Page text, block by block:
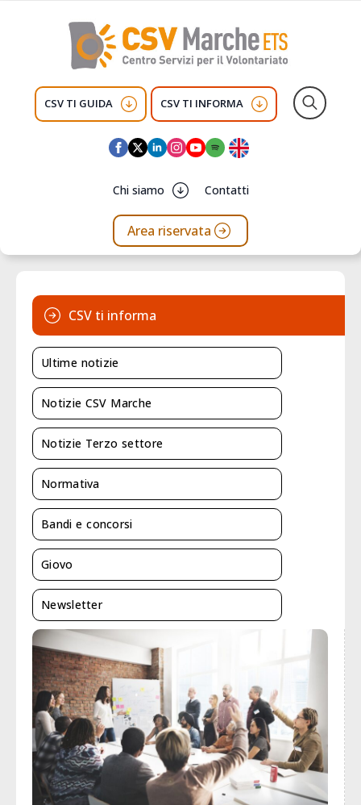
CSV TI GUIDA CSV TI INFORMA
Chi siamo Contatti
Area riservata
CSV ti informa
Ultime notizie
Notizie CSV Marche
Notizie Terzo settore
Normativa
Bandi e concorsi
Giovo
Newsletter